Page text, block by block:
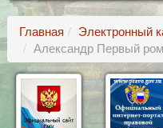
Главная
Электронный
Александр Первый